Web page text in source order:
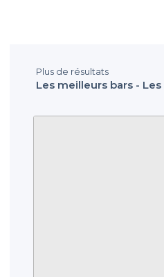
Plus de résultats
Les meilleurs bars -